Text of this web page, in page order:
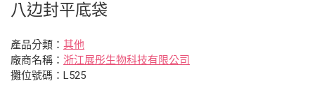
八边封平底袋
產品分類： 其他
廠商名稱： 浙江展彤生物科技有限公司
攤位號碼：L525